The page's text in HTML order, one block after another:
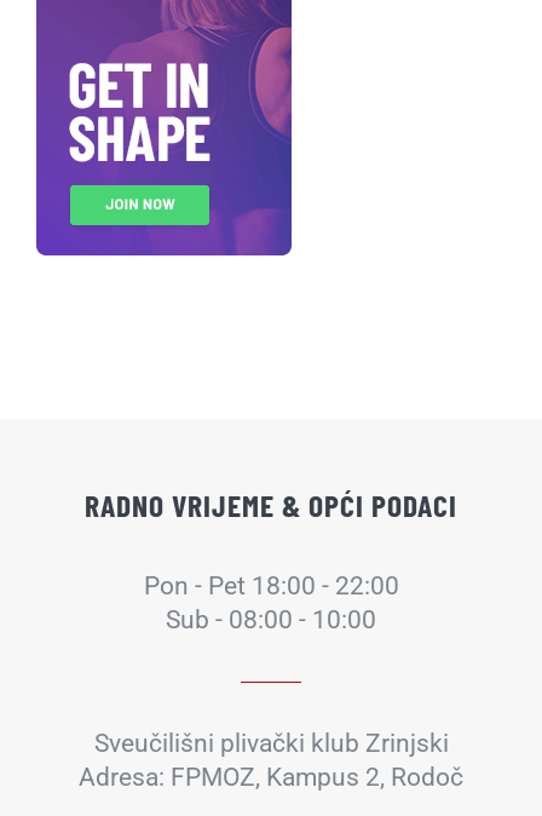
RADNO VRIJEME & OPĆI PODACI
Pon - Pet 18:00 - 22:00
Sub - 08:00 - 10:00
Sveučilišni plivački klub Zrinjski
Adresa: FPMOZ, Kampus 2, Rodoč